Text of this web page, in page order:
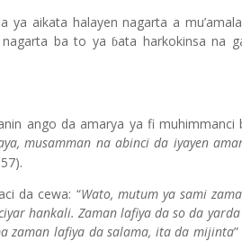
ya aikata halayen nagarta a
ba to ya ɓata harkokinsa na
ango da amarya ya fi muhimmanci
musamman na abinci da iyayen
da cewa: “Wato, mutum ya sami
hankali. Zaman lafiya da so da
zaman lafiya da salama, ita da mijinta